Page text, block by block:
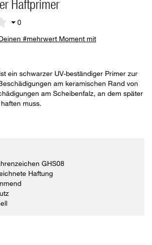
Haftprimer
0
#mehrwert Moment mit
ein schwarzer UV-beständiger Primer zur
am keramischen Rand von
am Scheibenfalz, an dem später
muss.
GHS08
Haftung